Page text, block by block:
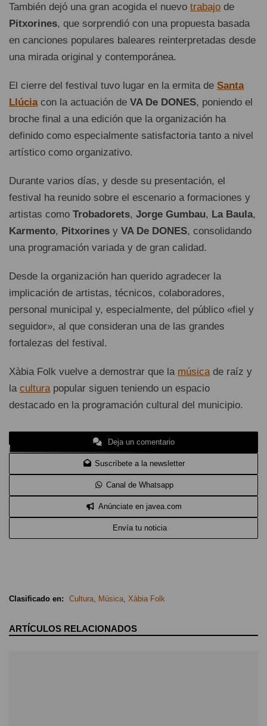
También dejó una gran acogida el nuevo trabajo de
Pitxorines, que sorprendió con una propuesta basada
en canciones populares baleares reinterpretadas desde
una mirada original y contemporánea.
El cierre del festival tuvo lugar en la ermita de Santa
Llúciacon la actuación de VA De DONES, poniendo el
broche final a una edición que la organización ha
definido como especialmente satisfactoria tanto a nivel
artístico como organizativo.
Durante varios días, y desde su presentación, el
festival ha reunido sobre el escenario a formaciones y
artistas como Trobadorets, Jorge Gumbau, La Baula,
Karmento, Pitxorines y VA De DONES, consolidando
una programación variada y de gran calidad.
Desde la organización han querido agradecer la
implicación de artistas, técnicos, colaboradores,
personal municipal y, especialmente, del público «fiel y
seguidor», al que consideran una de las grandes
fortalezas del festival.
Xàbia Folk vuelve a demostrar que la música de raíz y
la cultura popular siguen teniendo un espacio
destacado en la programación cultural del municipio.
Deja un comentario
Suscríbete a la newsletter
Canal de Whatsapp
Anúnciate en javea.com
Envía tu noticia
Clasificado en: Cultura Música Xàbia Folk
ARTÍCULOS RELACIONADOS